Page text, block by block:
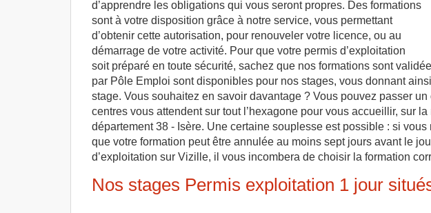
d’apprendre les obligations qui vous seront propres. Des formations
sont à votre disposition grâce à notre service, vous permettant
d’obtenir cette autorisation, pour renouveler votre licence, ou au
démarrage de votre activité. Pour que votre permis d’exploitation
soit préparé en toute sécurité, sachez que nos formations sont
par Pôle Emploi sont disponibles pour nos stages, vous donnant
stage. Vous souhaitez en savoir davantage ? Vous pouvez passer
centres vous attendent sur tout l’hexagone pour vous accueillir, sur
département 38 - Isère. Une certaine souplesse est possible : si
que votre formation peut être annulée au moins sept jours avant le
d’exploitation sur Vizille, il vous incombera de choisir la formation
Nos stages Permis exploitation 1 jour